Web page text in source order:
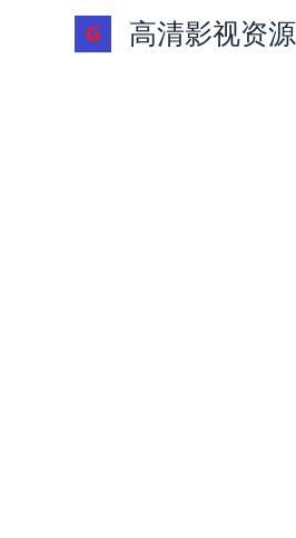
高清影视资源